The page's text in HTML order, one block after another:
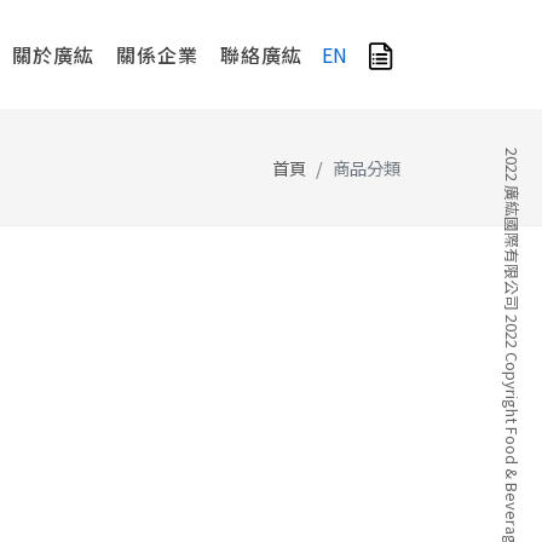
關於廣紘 關係企業 聯絡廣紘 EN
首頁 商品分類 2022 廣紘國際有限公司 2022 Copyright Food & Beverage Company